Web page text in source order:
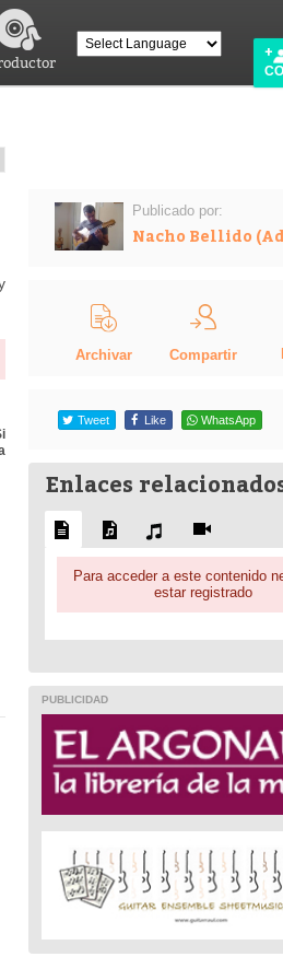
Publicado por:
Nacho Bellido
Archivar Compartir
Tweet Like WhatsApp
Enlaces
Para acceder a este contenido
estar registrado
PUBLICIDAD